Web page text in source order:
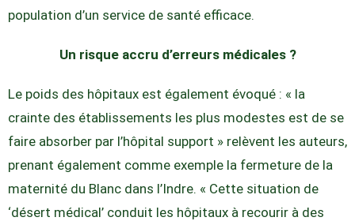
population d’un service de santé efficace.
Un risque accru d’erreurs médicales ?
Le poids des hôpitaux est également évoqué : « la
crainte des établissements les plus modestes est de se
faire absorber par l’hôpital support » relèvent les auteurs,
prenant également comme exemple la fermeture de la
maternité du Blanc dans l’Indre. « Cette situation de
‘désert médical’ conduit les hôpitaux à recourir à des